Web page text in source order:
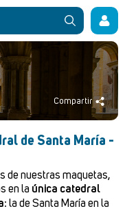
Compartir
de Santa María -
de nuestras maquetas,
en la única catedral
: la de Santa María en la